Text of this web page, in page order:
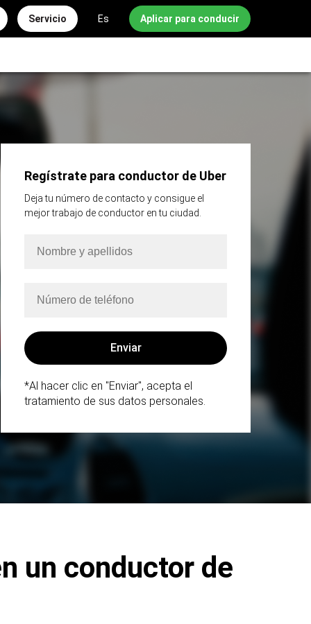
Servicio Es Aplicar para conducir
Regístrate para conductor de Uber
Deja tu número de contacto y consigue el
mejor trabajo de conductor en tu ciudad.
*Al hacer clic en "Enviar", acepta el
tratamiento de sus datos personales.
un conductor de